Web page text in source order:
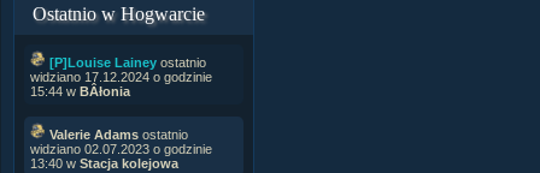
Ostatnio w Hogwarcie
[P]Louise Lainey ostatnio
widziano 17.12.2024 o godzinie
15:44 w BÂłonia
Valerie Adams ostatnio
widziano 02.07.2023 o godzinie
13:40 w Stacja kolejowa